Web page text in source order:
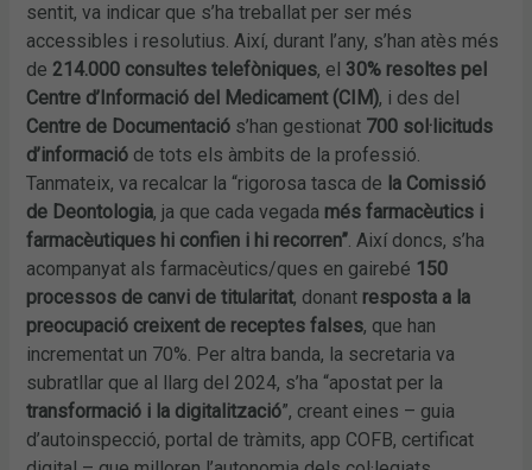
sentit, va indicar que s’ha treballat per ser més
accessibles i resolutius. Així, durant l’any, s’han atès més
de 214.000 consultes telefòniques, el 30% resoltes pel
Centre d’Informació del Medicament (CIM), i des del
Centre de Documentació s’han gestionat 700 sol·licituds
d’informació de tots els àmbits de la professió.
Tanmateix, va recalcar la “rigorosa tasca de la Comissió
de Deontologia, ja que cada vegada més farmacèutics i
farmacèutiques hi confien i hi recorren”. Així doncs, s’ha
acompanyat als farmacèutics/ques en gairebé 150
processos de canvi de titularitat, donant resposta a la
preocupació creixent de receptes falses, que han
incrementat un 70%. Per altra banda, la secretaria va
subratllar que al llarg del 2024, s’ha “apostat per la
transformació i la digitalització”, creant eines – guia
d’autoinspecció, portal de tràmits, app COFB, certificat